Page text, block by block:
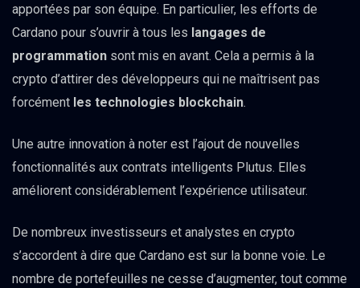
apportées par son équipe. En particulier, les efforts de
Cardano pour s’ouvrir à tous les langages de
programmation sont mis en avant. Cela a permis à la
crypto d’attirer des développeurs qui ne maîtrisent pas
forcément les technologies blockchain.
Une autre innovation à noter est l’ajout de nouvelles
fonctionnalités aux contrats intelligents Plutus. Elles
améliorent considérablement l’expérience utilisateur.
De nombreux investisseurs et analystes en crypto
s’accordent à dire que Cardano est sur la bonne voie. Le
nombre de portefeuilles ne cesse d’augmenter, tout comme